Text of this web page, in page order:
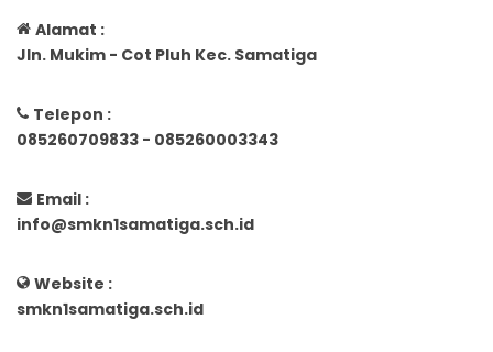
Alamat :
Jln. Mukim - Cot Pluh Kec. Samatiga
Telepon :
085260709833 - 085260003343
Email :
info@smkn1samatiga.sch.id
Website :
smkn1samatiga.sch.id